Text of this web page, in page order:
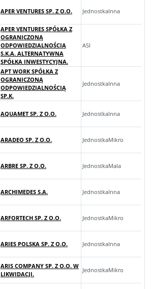
APER VENTURES SP. Z O.O. JednostkaInna
APER VENTURES SPÓŁKA Z
OGRANICZONĄ
ODPOWIEDZIALNOŚCIĄ
S.K.A. ALTERNATYWNA
SPÓŁKA INWESTYCYJNA.
ASI
APT WORK SPÓŁKA Z
OGRANICZONĄ
ODPOWIEDZIALNOŚCIĄ
SP.K.
JednostkaInna
AQUAMET SP. Z O.O. JednostkaInna
ARADEO SP. Z O.O. JednostkaMikro
ARBRE SP. Z O.O. JednostkaMala
ARCHIMEDES S.A. JednostkaInna
ARFORTECH SP. Z O.O. JednostkaMikro
ARIES POLSKA SP. Z O.O. JednostkaInna
ARIS COMPANY SP. Z O.O. W
LIKWIDACJI.
JednostkaMikro